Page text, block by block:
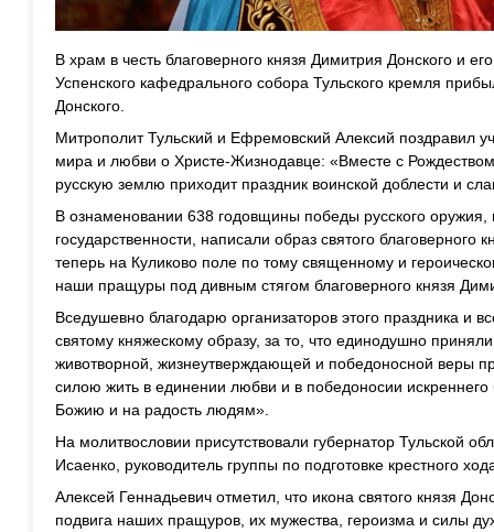
В храм в честь благоверного князя Димитрия Донского и
Успенского кафедрального собора Тульского кремля
Донского.
Митрополит Тульский и Ефремовский Алексий поздравил
мира и любви о Христе-Жизнодавце: «Вместе с
русскую землю приходит праздник воинской доблести и
В ознаменовании 638 годовщины победы русского оружия,
государственности, написали образ святого благоверного
теперь на Куликово поле по тому священному и
наши пращуры под дивным стягом благоверного князя
Вседушевно благодарю организаторов этого праздника и
святому княжескому образу, за то, что единодушно
животворной, жизнеутверждающей и победоносной веры
силою жить в единении любви и в победоносии искреннего
Божию и на радость людям».
На молитвословии присутствовали губернатор Тульской
Исаенко, руководитель группы по подготовке крестного
Алексей Геннадьевич отметил, что икона святого князя
подвига наших пращуров, их мужества, героизма и силы